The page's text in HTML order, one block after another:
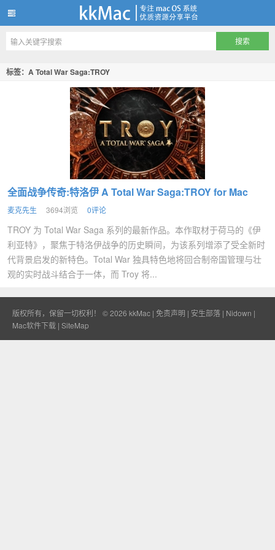
kkMac
标签：A Total War Saga:TROY
全面战争传奇:特洛伊 A Total War Saga:TROY for Mac
麦克先生 3694浏览 0评论
TROY 为 Total War Saga 系列的最新作品。本作取材于荷马的《伊
利亚特》，聚焦于特洛伊战争的历史瞬间，为该系列增添了受全新时
代背景启发的新特色。Total War 独具特色地将回合制帝国管理与壮
观的实时战斗结合于一体，而 Troy 将...
版权所有，保留一切权利！ © 2026 kkMac | 免责声明 | 安生部落 | Nidown |
Mac软件下载 | SiteMap